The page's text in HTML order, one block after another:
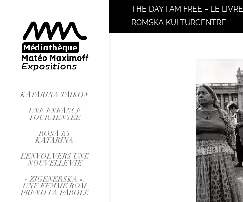
THE DAY I AM FREE – LE LIVRE
ROMSKA KULTURCENTRE
KATARINA TAIKON
UNE ENFANCE
TOURMENTÉE
ROSA ET
KATARINA
L’ENVOL VERS UNE
NOUVELLE VIE
« ZIGENERSKA ».
UNE FEMME ROM
PREND LA PAROLE